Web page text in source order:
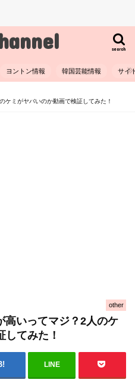
search
ヨントン情報 韓国芸能情報 サイ
ケミがヤバいのか動画で検証してみた！
other
いってマジ？2人のケ
してみた！
LINE